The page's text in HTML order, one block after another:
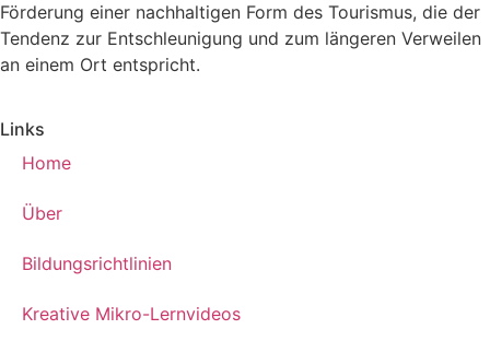
Förderung einer nachhaltigen Form des Tourismus, die der
Tendenz zur Entschleunigung und zum längeren Verweilen
an einem Ort entspricht.
Links
Home
Über
Bildungsrichtlinien
Kreative Mikro-Lernvideos